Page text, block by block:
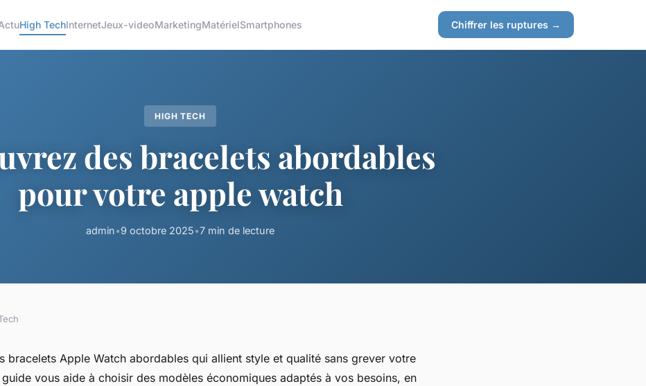
High TechInternetJeux-videoMarketingMatérielSmartphones Chiffrer les ruptures →
HIGH TECH
des bracelets abordables
pour votre apple watch
admin•9 octobre 2025•7 min de lecture
bracelets Apple Watch abordables qui allient style et qualité sans grever votre
vous aide à choisir des modèles économiques adaptés à vos besoins, en